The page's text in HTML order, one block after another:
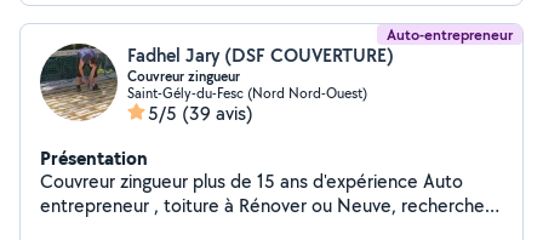
Auto-entrepreneur
Fadhel Jary (DSF COUVERTURE)
Couvreur zingueur
Saint-Gély-du-Fesc (Nord Nord-Ouest)
5/5 (39 avis)
Présentation
Couvreur zingueur plus de 15 ans d'expérience Auto
entrepreneur , toiture à Rénover ou Neuve, recherche